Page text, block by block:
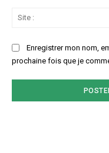
Enregistrer mon nom,
prochaine fois que je